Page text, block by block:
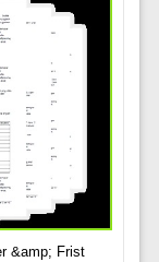
&amp; Frist